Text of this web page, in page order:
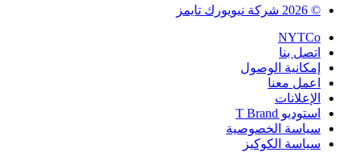
©
2026 شركة نيويورك تايمز
NYTCo
اتصل بنا
إمكانية الوصول
اعمل معنا
الإعلانات
استوديو T Brand
سياسة الخصوصية
سياسة الكوكيز